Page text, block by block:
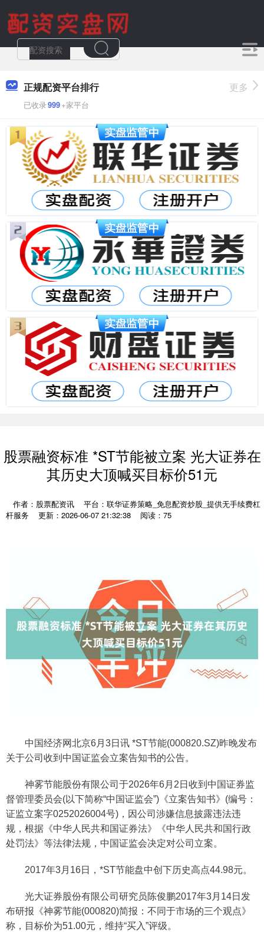
正规配资平台排行
已收录999+家平台
更多
股票融资标准 *ST节能被立案 光大证券在
其历史大顶喊买目标价51元
作者：股票配资讯
平台：联华证券策略_免息配资炒股_提供无手续费杠
杆服务
更新：2026-06-07 21:32:38 阅读：75
中国经济网北京6月3日讯 *ST节能(000820.SZ)昨晚发布
关于公司收到中国证监会立案告知书的公告。
神雾节能股份有限公司于2026年6月2日收到中国证券监
督管理委员会(以下简称“中国证监会”)《立案告知书》(编号：
证监立案字0252026004号)，因公司涉嫌信息披露违法违
规，根据《中华人民共和国证券法》《中华人民共和国行政
处罚法》等法律法规，中国证监会决定对公司立案。
2017年3月16日，*ST节能盘中创下历史高点44.98元。
光大证券股份有限公司研究员陈俊鹏2017年3月14日发
布研报《神雾节能(000820)简报：不同于市场的三个观点》
称，目标价为51.00元，维持“买入”评级。